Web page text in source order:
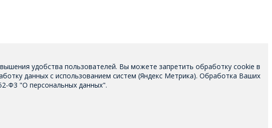
удобства пользователей. Вы можете запретить обработку cookie в
данных с использованием систем (Яндекс Метрика). Обработка Ваших
Ф3 "О персональных данных".